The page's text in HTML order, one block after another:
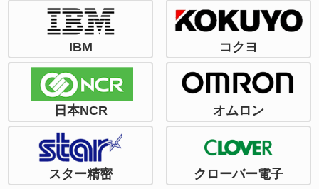
IBM コクヨ
日本NCR オムロン
スター精密 クローバー電子